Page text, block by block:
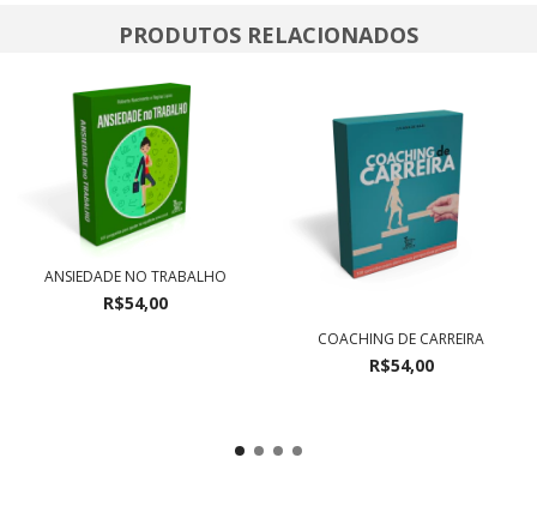
PRODUTOS RELACIONADOS
ANSIEDADE NO TRABALHO
R$54,00
COACHING DE CARREIRA
R$54,00